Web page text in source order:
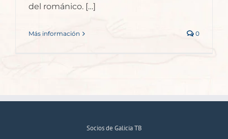
del románico. […]
Más información 0
Socios de Galicia TB